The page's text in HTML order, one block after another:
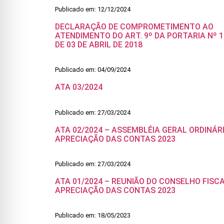
Publicado em: 12/12/2024
DECLARAÇÃO DE COMPROMETIMENTO AO
ATENDIMENTO DO ART. 9º DA PORTARIA Nº
DE 03 DE ABRIL DE 2018
Publicado em: 04/09/2024
ATA 03/2024
Publicado em: 27/03/2024
ATA 02/2024 – ASSEMBLÉIA GERAL
APRECIAÇÃO DAS CONTAS 2023
Publicado em: 27/03/2024
ATA 01/2024 – REUNIÃO DO CONSELHO
APRECIAÇÃO DAS CONTAS 2023
Publicado em: 18/05/2023